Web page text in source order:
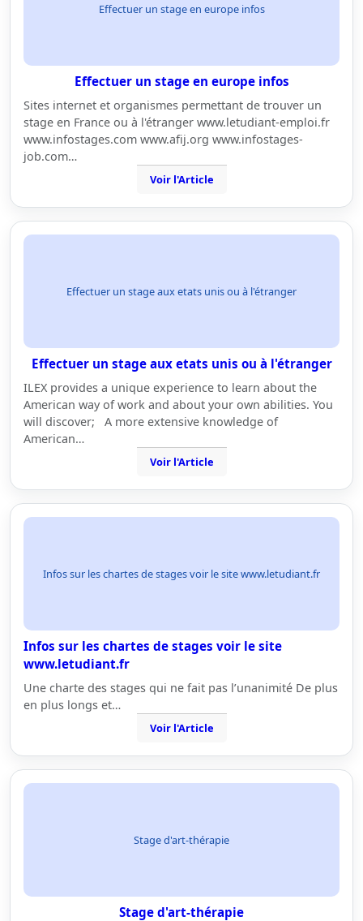
Effectuer un stage en europe infos
Effectuer un stage en europe infos
Sites internet et organismes permettant de trouver un
stage en France ou à l'étranger www.letudiant-emploi.fr
www.infostages.com www.afij.org www.infostages-
job.com…
Voir l'Article
Effectuer un stage aux etats unis ou à l'étranger
Effectuer un stage aux etats unis ou à l'étranger
ILEX provides a unique experience to learn about the
American way of work and about your own abilities. You
will discover; A more extensive knowledge of
American…
Voir l'Article
Infos sur les chartes de stages voir le site www.letudiant.fr
Infos sur les chartes de stages voir le site
www.letudiant.fr
Une charte des stages qui ne fait pas l’unanimité De plus
en plus longs et…
Voir l'Article
Stage d'art-thérapie
Stage d'art-thérapie